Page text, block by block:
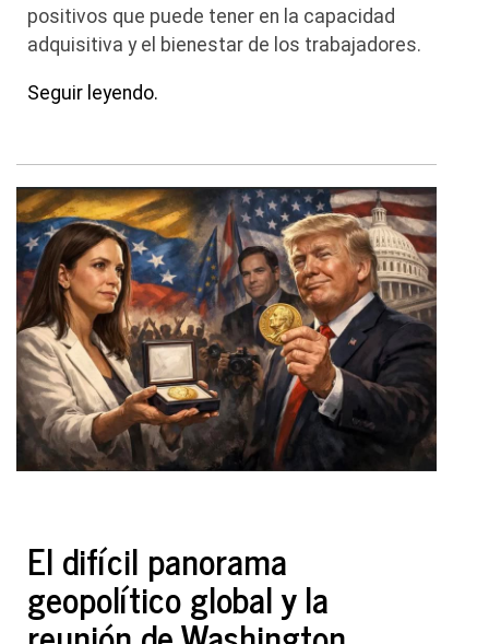
positivos que puede tener en la capacidad
adquisitiva y el bienestar de los trabajadores.
Seguir leyendo.
El difícil panorama
geopolítico global y la